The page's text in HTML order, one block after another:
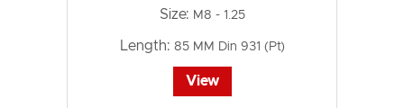
Size: M8 - 1.25
Length: 85 MM Din 931 (Pt)
View